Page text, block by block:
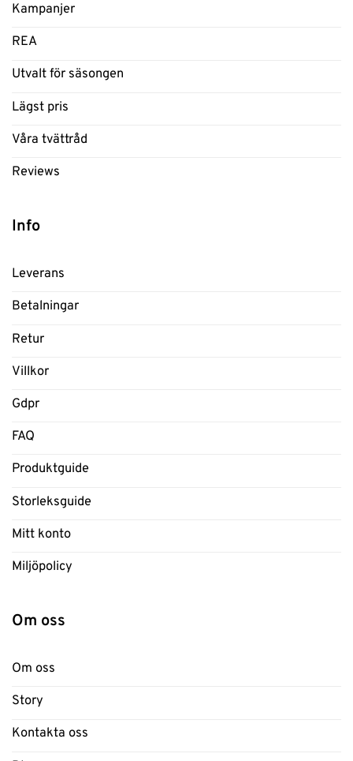
Kampanjer
REA
Utvalt för säsongen
Lägst pris
Våra tvättråd
Reviews
Info
Leverans
Betalningar
Retur
Villkor
Gdpr
FAQ
Produktguide
Storleksguide
Mitt konto
Miljöpolicy
Om oss
Om oss
Story
Kontakta oss